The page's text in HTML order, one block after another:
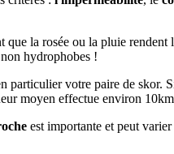
la rosée ou la pluie
hydrophobes !
particulier votre paire de skor.
moyen effectue environ
est importante et peut